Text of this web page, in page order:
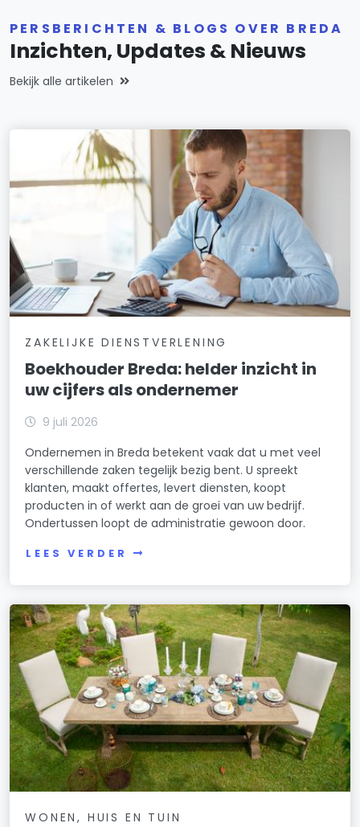
PERSBERICHTEN & BLOGS OVER BREDA
Inzichten, Updates & Nieuws
Bekijk alle artikelen
ZAKELIJKE DIENSTVERLENING
Boekhouder Breda: helder inzicht in
uw cijfers als ondernemer
9 juli 2026
Ondernemen in Breda betekent vaak dat u met veel
verschillende zaken tegelijk bezig bent. U spreekt
klanten, maakt offertes, levert diensten, koopt
producten in of werkt aan de groei van uw bedrijf.
Ondertussen loopt de administratie gewoon door.
LEES VERDER
WONEN, HUIS EN TUIN